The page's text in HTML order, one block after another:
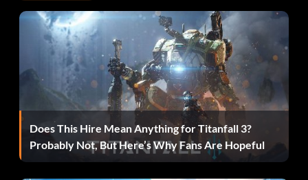
Does This Hire Mean Anything for Titanfall 3?
Probably Not, But Here’s Why Fans Are Hopeful